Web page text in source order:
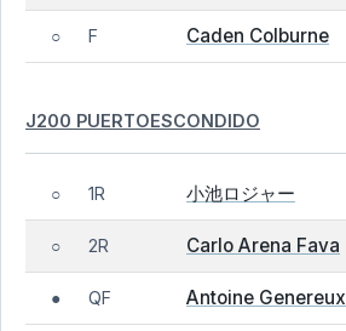
○ F Caden Colburne
J200 PUERTOESCONDIDO
○ 1R 小池ロジャー
○ 2R Carlo Arena Fava
● QF Antoine Genereux